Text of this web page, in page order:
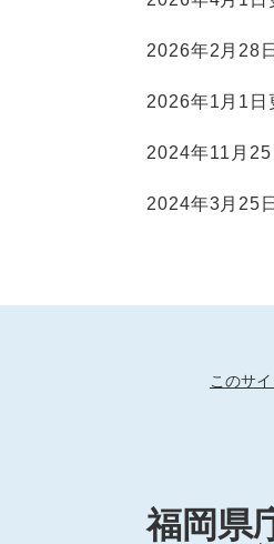
2026年2月28
2026年1月1日
2024年11月
2024年3月25
このサ
福岡県